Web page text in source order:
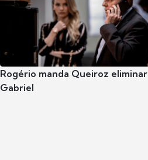
Rogério manda Queiroz eliminar
Gabriel